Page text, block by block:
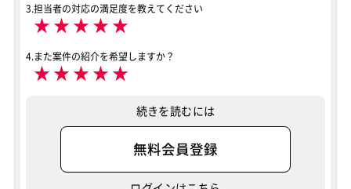
3.担当者の対応の満足度を教えてください
★ ★ ★ ★ ★
4.また案件の紹介を希望しますか？
★ ★ ★ ★ ★
続きを読むには
無料会員登録